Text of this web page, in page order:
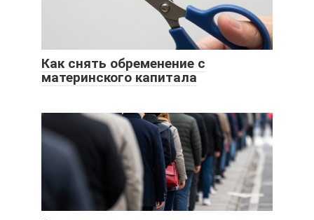
Как снять обременение с
материнского капитала